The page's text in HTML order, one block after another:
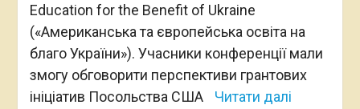
Education for the Benefit of Ukraine
(«Американська та європейська освіта на
благо України»). Учасники конференції мали
змогу обговорити перспективи грантових
ініціатив Посольства США
Читати далі